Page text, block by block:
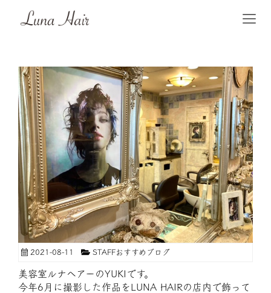
2021-08-11 STAFFおすすめブログ
美容室ルナヘアーのYUKIです。
今年6月に撮影した作品をLUNA HAIRの店内で飾って